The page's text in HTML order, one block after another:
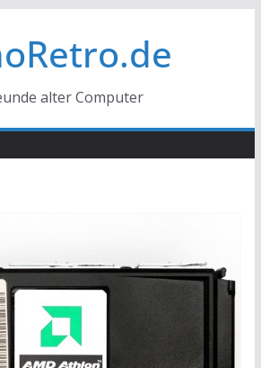
alter Computer